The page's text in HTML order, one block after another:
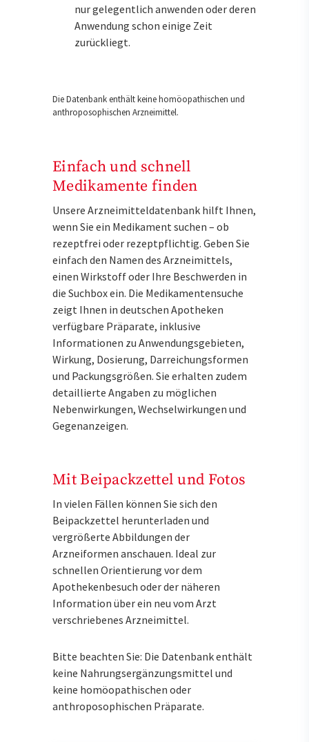
nur gelegentlich anwenden oder deren
Anwendung schon einige Zeit
zurückliegt.
Die Datenbank enthält keine homöopathischen und
anthroposophischen Arzneimittel.
Einfach und schnell
Medikamente finden
Unsere Arzneimitteldatenbank hilft Ihnen,
wenn Sie ein Medikament suchen – ob
rezeptfrei oder rezeptpflichtig. Geben Sie
einfach den Namen des Arzneimittels,
einen Wirkstoff oder Ihre Beschwerden in
die Suchbox ein. Die Medikamentensuche
zeigt Ihnen in deutschen Apotheken
verfügbare Präparate, inklusive
Informationen zu Anwendungsgebieten,
Wirkung, Dosierung, Darreichungsformen
und Packungsgrößen. Sie erhalten zudem
detaillierte Angaben zu möglichen
Nebenwirkungen, Wechselwirkungen und
Gegenanzeigen.
Mit Beipackzettel und Fotos
In vielen Fällen können Sie sich den
Beipackzettel herunterladen und
vergrößerte Abbildungen der
Arzneiformen anschauen. Ideal zur
schnellen Orientierung vor dem
Apothekenbesuch oder der näheren
Information über ein neu vom Arzt
verschriebenes Arzneimittel.
Bitte beachten Sie: Die Datenbank enthält
keine Nahrungsergänzungsmittel und
keine homöopathischen oder
anthroposophischen Präparate.